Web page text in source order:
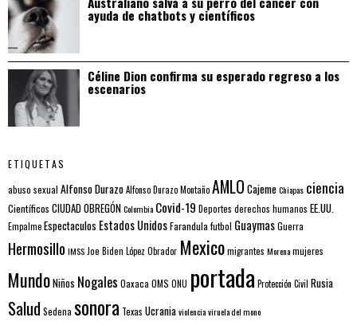
ayuda de chatbots y científicos
Céline Dion confirma su esperado regreso a los
escenarios
ETIQUETAS
abuso sexual Alfonso DurazoAlfonso Durazo MontañoAMLO CajemeChiapas ciencia
Científicos CIUDAD OBREGÓNColombia Covid-19 Deportes derechos humanos EE.UU.
EmpalmeEspectaculos Estados UnidosFarandulafutbol GuaymasGuerra
Hermosillo IMSS Joe Biden López Obrador Mexicomigrantes Morenamujeres
MundoNiños Nogales Oaxaca OMS ONU portada Protección Civil Rusia
Salud Sedena sonora Texas Ucraniaviolenciaviruela del mono